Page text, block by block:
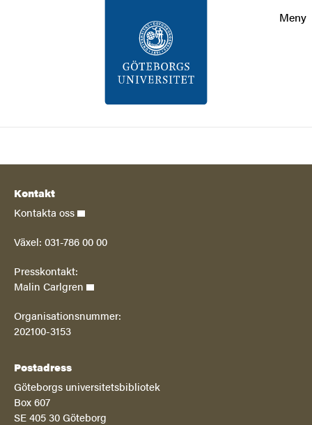
Meny
Kontakt
Kontakta oss
Växel: 031-786 00 00
Presskontakt:
Malin Carlgren
Organisationsnummer:
202100-3153
Postadress
Göteborgs universitetsbibliotek
Box 607
SE 405 30 Göteborg